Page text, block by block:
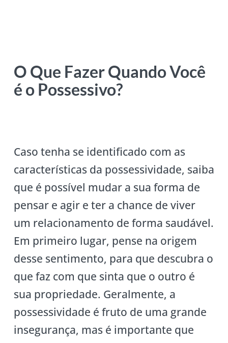
O Que Fazer Quando Você
é o Possessivo?
Caso tenha se identificado com as
características da possessividade, saiba
que é possível mudar a sua forma de
pensar e agir e ter a chance de viver
um relacionamento de forma saudável.
Em primeiro lugar, pense na origem
desse sentimento, para que descubra o
que faz com que sinta que o outro é
sua propriedade. Geralmente, a
possessividade é fruto de uma grande
insegurança, mas é importante que